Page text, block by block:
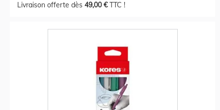
Livraison offerte dès 49,00 €TTC !